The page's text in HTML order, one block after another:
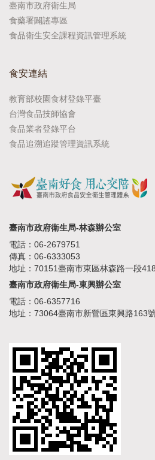
臺南市政府衛生局
食藥署闢謠專區
食品衛生安全課程資訊管理系統
食安連結
教育部校園食材登錄平臺
台灣食品技師協會
食品業者登錄平台
食品追溯追蹤管理資訊系統
臺南市政府衛生局-林森辦公室
電話：06-2679751
傳真：06-6333053
地址：70151臺南市東區林森路一段
臺南市政府衛生局-東興辦公室
電話：06-6357716
地址：73064臺南市新營區東興路163